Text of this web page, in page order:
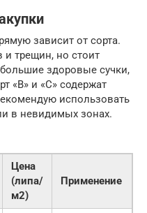
зависит от сорта.
и трещин, но стоит
здоровые сучки,
«В» и «С» содержат
использовать
в невидимых зонах.
Цена
(липа/
м2)
Применение